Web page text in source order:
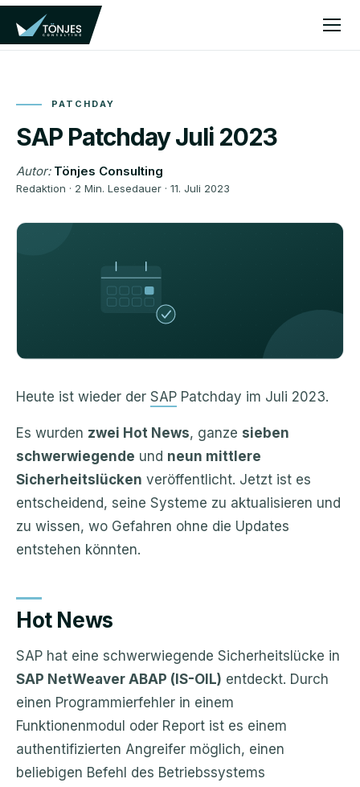
PATCHDAY
SAP Patchday Juli 2023
Autor:Tönjes Consulting
Redaktion · 2 Min. Lesedauer · 11. Juli 2023
Heute ist wieder der SAP Patchday im Juli 2023.
Es wurden zwei Hot News, ganze sieben
schwerwiegende und neun mittlere
Sicherheitslücken veröffentlicht. Jetzt ist es
entscheidend, seine Systeme zu aktualisieren und
zu wissen, wo Gefahren ohne die Updates
entstehen könnten.
Hot News
SAP hat eine schwerwiegende Sicherheitslücke in
SAP NetWeaver ABAP (IS-OIL) entdeckt. Durch
einen Programmierfehler in einem
Funktionenmodul oder Report ist es einem
authentifizierten Angreifer möglich, einen
beliebigen Befehl des Betriebssystems